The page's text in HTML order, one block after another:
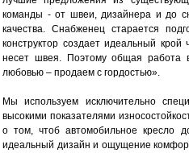
команды - от швеи, дизайнера и до
качества. Снабженец старается
конструктор создает идеальный
несет швея. Поэтому общая работа
любовью – продаем с гордостью».
Мы используем исключительно
высокими показателями
о том, чтоб автомобильное кресло
идеальный дизайн и ощущение